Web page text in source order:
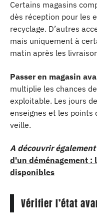
Certains magasins
dès réception pour les
recyclage. D’autres
mais uniquement à
matin après les
Passer en magasin
multiplie les chances
exploitable. Les jours
enseignes et les points
veille.
A découvrir également
d'un déménagement :
disponibles
Vérifier l’état